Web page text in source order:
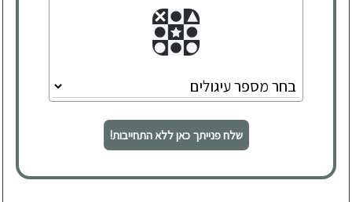
שלח פנייתך כאן ללא התחייבות!